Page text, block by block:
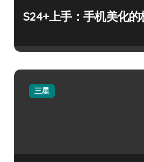
S24+上手：手机美化的
三星